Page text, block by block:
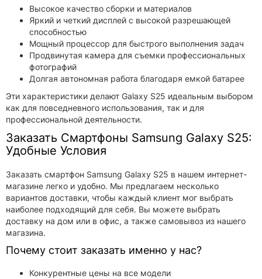
Высокое качество сборки и материалов
Яркий и четкий дисплей с высокой разрешающей
способностью
Мощный процессор для быстрого выполнения задач
Продвинутая камера для съемки профессиональных
фотографий
Долгая автономная работа благодаря емкой батарее
Эти характеристики делают Galaxy S25 идеальным выбором
как для повседневного использования, так и для
профессиональной деятельности.
Заказать Смартфоны Samsung Galaxy S25:
Удобные Условия
Заказать смартфон Samsung Galaxy S25 в нашем интернет-
магазине легко и удобно. Мы предлагаем несколько
вариантов доставки, чтобы каждый клиент мог выбрать
наиболее подходящий для себя. Вы можете выбрать
доставку на дом или в офис, а также самовывоз из нашего
магазина.
Почему стоит заказать именно у нас?
Конкурентные цены на все модели